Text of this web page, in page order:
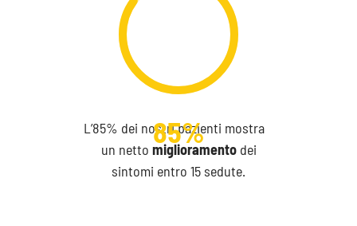
85%
L’85% dei nostri pazienti mostra
un netto miglioramento dei
sintomi entro 15 sedute.